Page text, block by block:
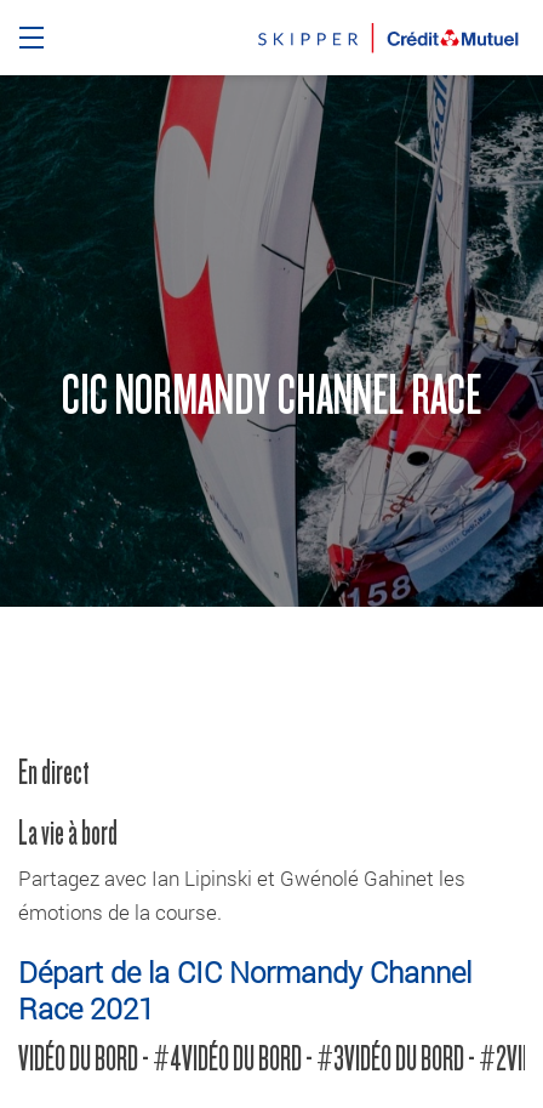
CIC NORMANDY CHANNEL RACE
En direct
La vie à bord
Partagez avec Ian Lipinski et Gwénolé Gahinet les
émotions de la course.
Départ de la CIC Normandy Channel
Race 2021
VIDÉO DU BORD - #4VIDÉO DU BORD - #3VIDÉO DU BORD - #2